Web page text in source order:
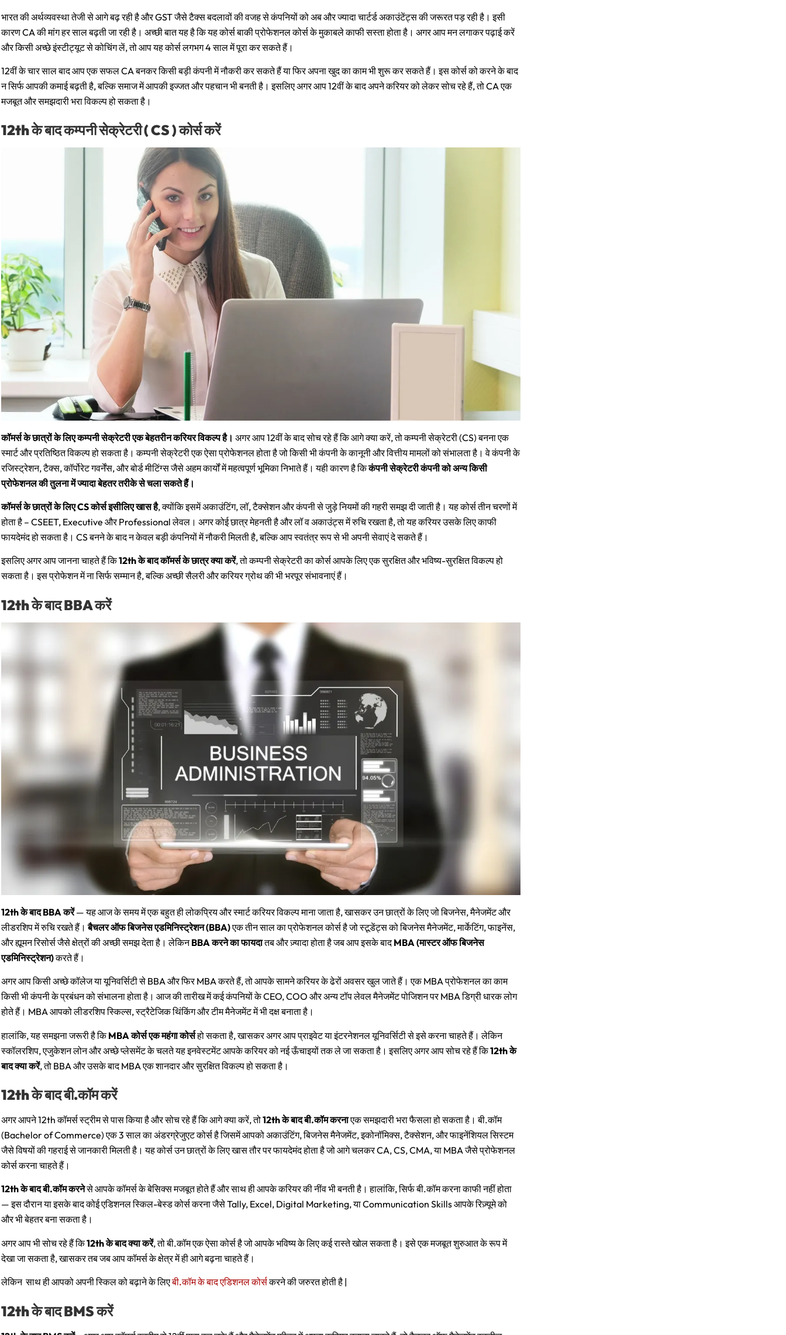
भारत की अर्थव्यवस्था तेजी से आगे बढ़ रही है और GST जैसे टैक्स बदलावों की वजह से कंपनियों को अब और ज्यादा चार्टर्ड अकाउंटेंट्स की जरूरत पड़ रही है। इसी
कारण CA की मांग हर साल बढ़ती जा रही है। अच्छी बात यह है कि यह कोर्स बाकी प्रोफेशनल कोर्स के मुकाबले काफी सस्ता होता है। अगर आप मन लगाकर पढ़ाई करें
और किसी अच्छे इंस्टीट्यूट से कोचिंग लें, तो आप यह कोर्स लगभग 4 साल में पूरा कर सकते हैं।
12वीं के चार साल बाद आप एक सफल CA बनकर किसी बड़ी कंपनी में नौकरी कर सकते हैं या फिर अपना खुद का काम भी शुरू कर सकते हैं। इस कोर्स को करने के बाद
न सिर्फ आपकी कमाई बढ़ती है, बल्कि समाज में आपकी इज्जत और पहचान भी बनती है। इसलिए अगर आप 12वीं के बाद अपने करियर को लेकर सोच रहे हैं, तो CA एक
मजबूत और समझदारी भरा विकल्प हो सकता है।
12th के बाद कम्पनी सेक्रेटरी ( CS ) कोर्स करें
कॉमर्स के छात्रों के लिए कम्पनी सेक्रेटरी एक बेहतरीन करियर विकल्प है। अगर आप 12वीं के बाद सोच रहे हैं कि आगे क्या करें, तो कम्पनी सेक्रेटरी (CS) बनना एक
स्मार्ट और प्रतिष्ठित विकल्प हो सकता है। कम्पनी सेक्रेटरी एक ऐसा प्रोफेशनल होता है जो किसी भी कंपनी के कानूनी और वित्तीय मामलों को संभालता है। वे कंपनी के
रजिस्ट्रेशन, टैक्स, कॉर्पोरेट गवर्नेंस, और बोर्ड मीटिंग्स जैसे अहम कार्यों में महत्वपूर्ण भूमिका निभाते हैं। यही कारण है किकंपनी सेक्रेटरी कंपनी को अन्य किसी
प्रोफेशनल की तुलना में ज्यादा बेहतर तरीके से चला सकते हैं।
कॉमर्स के छात्रों के लिए CS कोर्स इसीलिए खास है, क्योंकि इसमें अकाउंटिंग, लॉ, टैक्सेशन और कंपनी से जुड़े नियमों की गहरी समझ दी जाती है। यह कोर्स तीन चरणों में
होता है – CSEET, Executive और Professional लेवल। अगर कोई छात्र मेहनती है और लॉ व अकाउंट्स में रुचि रखता है, तो यह करियर उसके लिए काफी
फायदेमंद हो सकता है। CS बनने के बाद न केवल बड़ी कंपनियों में नौकरी मिलती है, बल्कि आप स्वतंत्र रूप से भी अपनी सेवाएं दे सकते हैं।
इसलिए अगर आप जानना चाहते हैं कि12th के बाद कॉमर्स के छात्र क्या करें, तो कम्पनी सेक्रेटरी का कोर्स आपके लिए एक सुरक्षित और भविष्य-सुरक्षित विकल्प हो
सकता है। इस प्रोफेशन में ना सिर्फ सम्मान है, बल्कि अच्छी सैलरी और करियर ग्रोथ की भी भरपूर संभावनाएं हैं।
12th के बादBBA करें
12th के बाद BBA करें— यह आज के समय में एक बहुत ही लोकप्रिय और स्मार्ट करियर विकल्प माना जाता है, खासकर उन छात्रों के लिए जो बिजनेस, मैनेजमेंट और
लीडरशिप में रुचि रखते हैं।बैचलर ऑफ बिजनेस एडमिनिस्ट्रेशन (BBA)एक तीन साल का प्रोफेशनल कोर्स है जो स्टूडेंट्स को बिजनेस मैनेजमेंट, मार्केटिंग, फाइनेंस,
और ह्यूमन रिसोर्स जैसे क्षेत्रों की अच्छी समझ देता है। लेकिनBBA करने का फायदातब और ज़्यादा होता है जब आप इसके बादMBA (मास्टर ऑफ बिजनेस
एडमिनिस्ट्रेशन)करते हैं।
अगर आप किसी अच्छे कॉलेज या यूनिवर्सिटी से BBA और फिर MBA करते हैं, तो आपके सामने करियर के ढेरों अवसर खुल जाते हैं। एक MBA प्रोफेशनल का काम
किसी भी कंपनी के प्रबंधन को संभालना होता है। आज की तारीख में कई कंपनियों के CEO, COO और अन्य टॉप लेवल मैनेजमेंट पोजिशन पर MBA डिग्री धारक लोग
होते हैं। MBA आपको लीडरशिप स्किल्स, स्ट्रैटेजिक थिंकिंग और टीम मैनेजमेंट में भी दक्ष बनाता है।
हालांकि, यह समझना जरूरी है किMBA कोर्स एक महंगा कोर्सहो सकता है, खासकर अगर आप प्राइवेट या इंटरनेशनल यूनिवर्सिटी से इसे करना चाहते हैं। लेकिन
स्कॉलरशिप, एजुकेशन लोन और अच्छे प्लेसमेंट के चलते यह इनवेस्टमेंट आपके करियर को नई ऊँचाइयों तक ले जा सकता है। इसलिए अगर आप सोच रहे हैं कि12th के
बाद क्या करें, तो BBA और उसके बाद MBA एक शानदार और सुरक्षित विकल्प हो सकता है।
12th के बाद बी.कॉम करें
अगर आपने 12th कॉमर्स स्ट्रीम से पास किया है और सोच रहे हैं कि आगे क्या करें, तो12th के बाद बी.कॉम करनाएक समझदारी भरा फैसला हो सकता है। बी.कॉम
(Bachelor of Commerce) एक 3 साल का अंडरग्रेजुएट कोर्स है जिसमें आपको अकाउंटिंग, बिजनेस मैनेजमेंट, इकोनॉमिक्स, टैक्सेशन, और फाइनेंशियल सिस्टम
जैसे विषयों की गहराई से जानकारी मिलती है। यह कोर्स उन छात्रों के लिए खास तौर पर फायदेमंद होता है जो आगे चलकर CA, CS, CMA, या MBA जैसे प्रोफेशनल
कोर्स करना चाहते हैं।
12th के बाद बी.कॉम करनेसे आपके कॉमर्स के बेसिक्स मजबूत होते हैं और साथ ही आपके करियर की नींव भी बनती है। हालांकि, सिर्फ बी.कॉम करना काफी नहीं होता
— इस दौरान या इसके बाद कोई एडिशनल स्किल-बेस्ड कोर्स करना जैसे Tally, Excel, Digital Marketing, या Communication Skills आपके रिज़्यूमे को
और भी बेहतर बना सकता है।
अगर आप भी सोच रहे हैं कि12th के बाद क्या करें, तो बी.कॉम एक ऐसा कोर्स है जो आपके भविष्य के लिए कई रास्ते खोल सकता है। इसे एक मजबूत शुरुआत के रूप में
देखा जा सकता है, खासकर तब जब आप कॉमर्स के क्षेत्र में ही आगे बढ़ना चाहते हैं।
लेकिन साथ ही आपको अपनी स्किल को बढ़ाने के लिएबी.कॉम के बाद एडिशनल कोर्सकरने की जरुरत होती है |
12th के बाद BMS करें